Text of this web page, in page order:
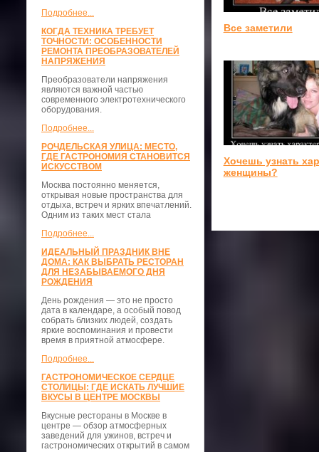
Подробнее...
КОГДА ТЕХНИКА ТРЕБУЕТ
ТОЧНОСТИ: ОСОБЕННОСТИ
РЕМОНТА ПРЕОБРАЗОВАТЕЛЕЙ
НАПРЯЖЕНИЯ
Преобразователи напряжения
являются важной частью
современного электротехнического
оборудования.
Подробнее...
РОЧДЕЛЬСКАЯ УЛИЦА: МЕСТО,
ГДЕ ГАСТРОНОМИЯ СТАНОВИТСЯ
ИСКУССТВОМ
Москва постоянно меняется,
открывая новые пространства для
отдыха, встреч и ярких впечатлений.
Одним из таких мест стала
Подробнее...
ИДЕАЛЬНЫЙ ПРАЗДНИК ВНЕ
ДОМА: КАК ВЫБРАТЬ РЕСТОРАН
ДЛЯ НЕЗАБЫВАЕМОГО ДНЯ
РОЖДЕНИЯ
День рождения — это не просто
дата в календаре, а особый повод
собрать близких людей, создать
яркие воспоминания и провести
время в приятной атмосфере.
Подробнее...
ГАСТРОНОМИЧЕСКОЕ СЕРДЦЕ
СТОЛИЦЫ: ГДЕ ИСКАТЬ ЛУЧШИЕ
ВКУСЫ В ЦЕНТРЕ МОСКВЫ
Вкусные рестораны в Москве в
центре — обзор атмосферных
заведений для ужинов, встреч и
гастрономических открытий в самом
Все заметили
Хочешь узнать
женщины?